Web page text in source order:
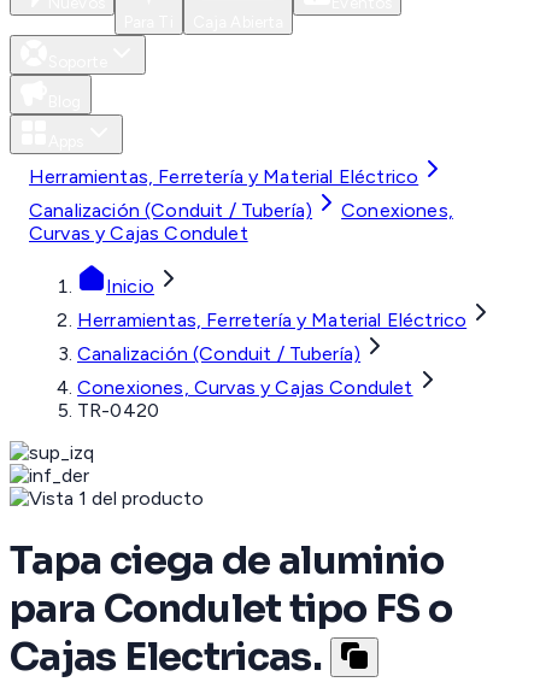
Herramientas, Ferretería y Material Eléctrico
Canalización (Conduit / Tubería)
Conexiones,
Curvas y Cajas Condulet
Inicio
Herramientas, Ferretería y Material Eléctrico
Canalización (Conduit / Tubería)
Conexiones, Curvas y Cajas Condulet
TR-0420
Tapa ciega de aluminio
para Condulet tipo FS o
Cajas Electricas.